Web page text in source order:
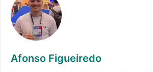
Afonso Figueiredo